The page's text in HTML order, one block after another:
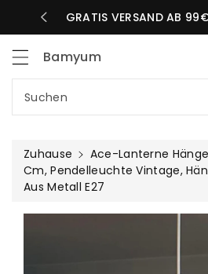
TAG GRATIS VERSAND AB 99€
Bamyum
Suchen
Zuhause
Ace-Lanterne
Cm, Pendelleuchte Vintage,
Aus Metall E27